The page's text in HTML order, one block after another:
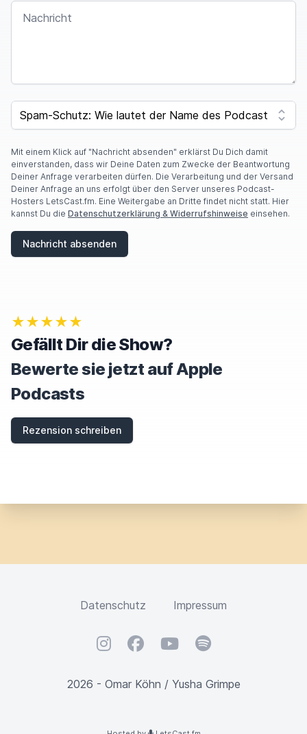
NACHRICHT
SPAM CAPTCHA
Mit einem Klick auf "Nachricht absenden" erklärst Du Dich damit
einverstanden, dass wir Deine Daten zum Zwecke der Beantwortung
Deiner Anfrage verarbeiten dürfen. Die Verarbeitung und der Versand
Deiner Anfrage an uns erfolgt über den Server unseres Podcast-
Hosters LetsCast.fm. Eine Weitergabe an Dritte findet nicht statt. Hier
kannst Du die Datenschutzerklärung & Widerrufshinweise einsehen.
Nachricht absenden
★★★★★
Gefällt Dir die Show?
Bewerte sie jetzt auf Apple
Podcasts
Rezension schreiben
Datenschutz Impressum
InstagramFacebookYouTubeSpotify
2026 - Omar Köhn / Yusha Grimpe